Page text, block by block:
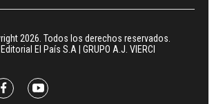
2026. Todos los derechos reservados.
El País S.A | GRUPO A.J. VIERCI
facebookyoutube